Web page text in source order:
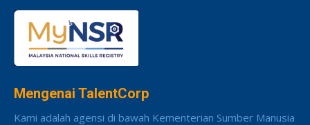
Mengenai TalentCorp
Kami adalah agensi di bawah Kementerian Sumber Manusia